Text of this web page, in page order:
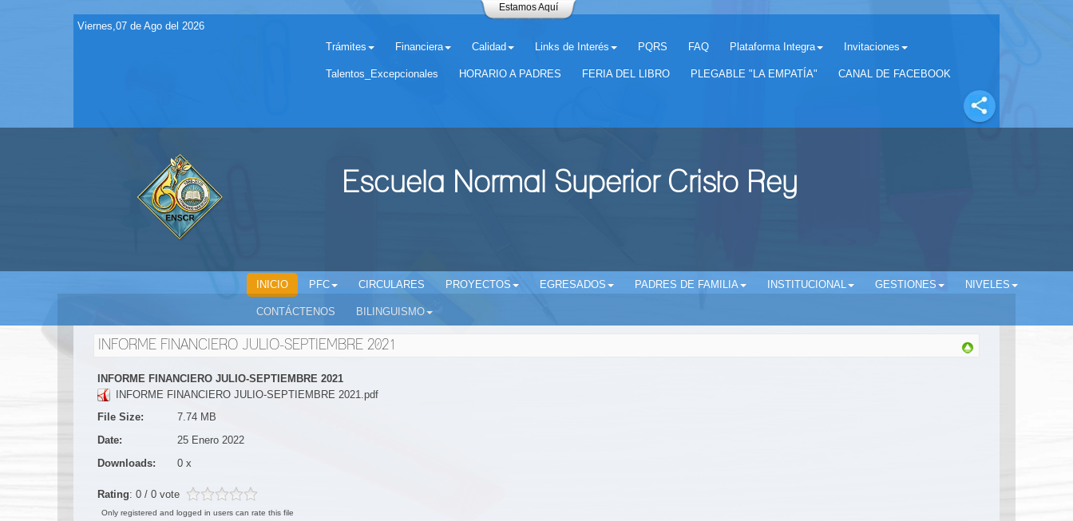
Estamos Aquí
Viernes,07 de Ago del 2026
Trámites
Financiera Calidad Links de Interés PQRS FAQ Plataforma Integra Invitaciones
Talentos_Excepcionales HORARIO A PADRES FERIA DEL LIBRO PLEGABLE "LA EMPATÍA" CANAL DE FACEBOOK
Escuela Normal Superior Cristo Rey
INICIO PFC CIRCULARES PROYECTOS EGRESADOS PADRES DE FAMILIA INSTITUCIONAL GESTIONES NIVELES
CONTÁCTENOS BILINGUISMO
INFORME FINANCIERO JULIO-SEPTIEMBRE 2021
INFORME FINANCIERO JULIO-SEPTIEMBRE 2021
INFORME FINANCIERO JULIO-SEPTIEMBRE 2021.pdf
File Size:
7.74 MB
Date:
25 Enero 2022
Downloads:
0 x
Rating: 0 / 0 vote
Only registered and logged in users can rate this file